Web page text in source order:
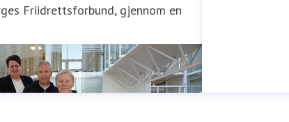
Friidrettsforbund, gjennom en